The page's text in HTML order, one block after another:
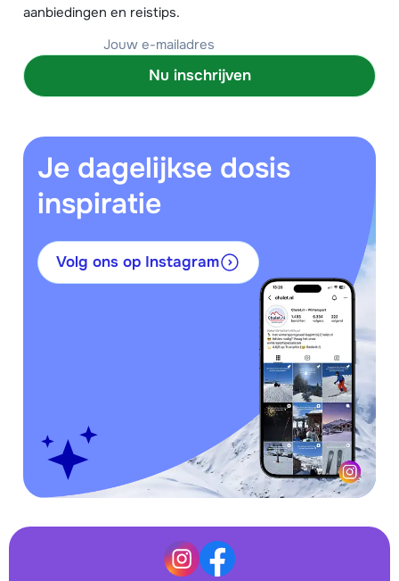
aanbiedingen en reistips.
Nu inschrijven
Je dagelijkse dosis
inspiratie
Volg ons op Instagram